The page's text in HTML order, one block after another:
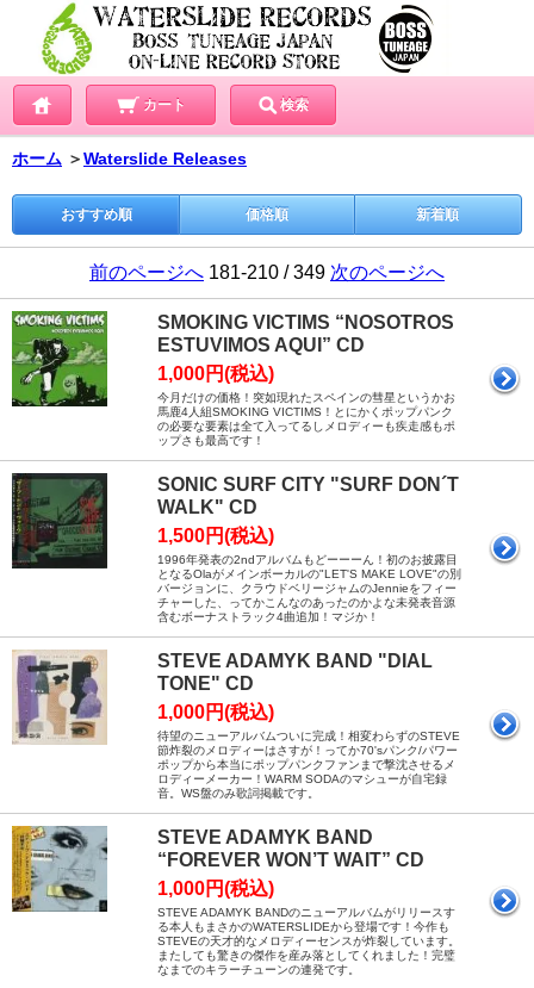
カート 検索
ホーム ＞Waterslide Releases
おすすめ順 価格順 新着順
前のページへ 181-210 / 349 次のページへ
SMOKING VICTIMS “NOSOTROS
ESTUVIMOS AQUI” CD
1,000円(税込)
今月だけの価格！突如現れたスペインの彗星というかお
馬鹿4人組SMOKING VICTIMS！とにかくポップパンク
の必要な要素は全て入ってるしメロディーも疾走感もポ
ップさも最高です！
SONIC SURF CITY "SURF DON´T
WALK" CD
1,500円(税込)
1996年発表の2ndアルバムもどーーーん！初のお披露目
となるOlaがメインボーカルの"LET'S MAKE LOVE"の別
バージョンに、クラウドベリージャムのJennieをフィー
チャーした、ってかこんなのあったのかよな未発表音源
含むボーナストラック4曲追加！マジか！
STEVE ADAMYK BAND "DIAL
TONE" CD
1,000円(税込)
待望のニューアルバムついに完成！相変わらずのSTEVE
節炸裂のメロディーはさすが！ってか70'sパンク/パワー
ポップから本当にポップパンクファンまで撃沈させるメ
ロディーメーカー！WARM SODAのマシューが自宅録
音。WS盤のみ歌詞掲載です。
STEVE ADAMYK BAND
“FOREVER WON’T WAIT” CD
1,000円(税込)
STEVE ADAMYK BANDのニューアルバムがリリースす
る本人もまさかのWATERSLIDEから登場です！今作も
STEVEの天才的なメロディーセンスが炸裂しています。
またしても驚きの傑作を産み落としてくれました！完璧
なまでのキラーチューンの連発です。